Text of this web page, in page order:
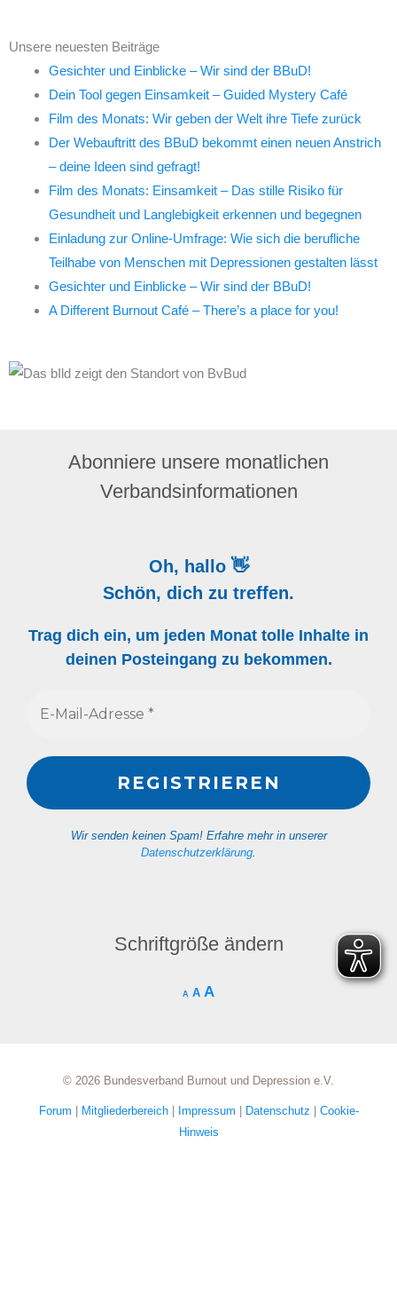
Unsere neuesten Beiträge
Gesichter und Einblicke – Wir sind der BBuD!
Dein Tool gegen Einsamkeit – Guided Mystery Café
Film des Monats: Wir geben der Welt ihre Tiefe zurück
Der Webauftritt des BBuD bekommt einen neuen Anstrich
– deine Ideen sind gefragt!
Film des Monats: Einsamkeit – Das stille Risiko für
Gesundheit und Langlebigkeit erkennen und begegnen
Einladung zur Online-Umfrage: Wie sich die berufliche
Teilhabe von Menschen mit Depressionen gestalten lässt
Gesichter und Einblicke – Wir sind der BBuD!
A Different Burnout Café – There’s a place for you!
Abonniere unsere monatlichen
Verbandsinformationen
Oh, hallo 👋
Schön, dich zu treffen.
Trag dich ein, um jeden Monat tolle Inhalte in
deinen Posteingang zu bekommen.
Wir senden keinen Spam! Erfahre mehr in unserer
Datenschutzerklärung.
Schriftgröße ändern
A A A
© 2026 Bundesverband Burnout und Depression e.V.
Forum Mitgliederbereich Impressum Datenschutz
Cookie-
Hinweis